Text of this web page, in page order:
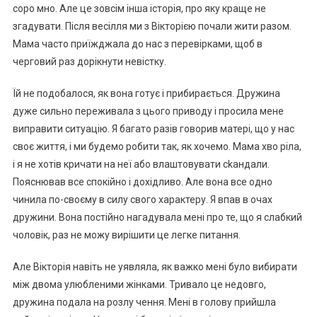
соро мно. Але це зовсім інша історія, про яку краще не
згадувати. Після весілля ми з Вікторією почали жити разом.
Мама часто приїжджала до нас з перевірками, щоб в
черговий раз дорікнути невістку.
Їй не подобалося, як вона готує і прибирається. Дружина
дуже сильно переживала з цього приводу і просила мене
виправити ситуацію. Я багато разів говорив матері, що у нас
своє життя, і ми будемо робити так, як хочемо. Мама хво ріла,
і я не хотів кричати на неї або влаштовувати сkандали.
Пояснював все спокійно і дохідливо. Але вона все одно
чинила по-своєму в силу свого характеру. Я впав в очах
дружини. Вона постійно нагадувала мені про те, що я слабкий
чоловік, раз не можу вирішити це легке питання.
Але Вікторія навіть не уявляла, як важко мені було вибирати
між двома улюбленими жінками. Тривало це недовго,
дружина подала на розлу чення. Мені в голову прийшла